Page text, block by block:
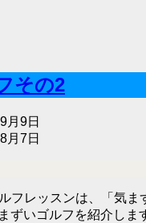
その2
月9日
月7日
フレッスンは、「気ま
ずいゴルフを紹介しま